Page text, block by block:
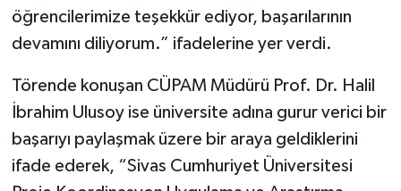
öğrencilerimize teşekkür ediyor, başarılarının
devamını diliyorum.” ifadelerine yer verdi.
Törende konuşan CÜPAM Müdürü Prof. Dr. Halil
İbrahim Ulusoy ise üniversite adına gurur verici bir
başarıyı paylaşmak üzere bir araya geldiklerini
ifade ederek, “Sivas Cumhuriyet Üniversitesi